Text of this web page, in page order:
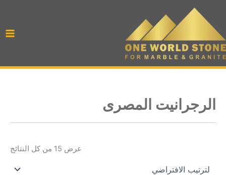
المحتوى
الرجرانيت المصرى
عرض ⁦15⁩ من كل النتائج